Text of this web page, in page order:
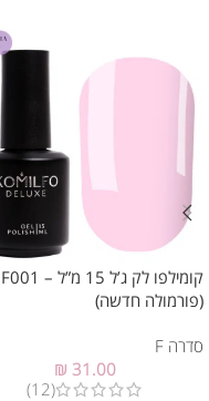
קומילפו לק ג’ל 15 מ”ל – F001
(פורמולה חדשה)
סדרה F
₪ 31.00
(12)